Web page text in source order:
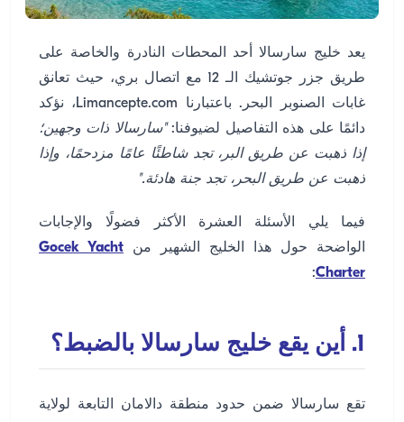
يعد خليج سارسالا أحد المحطات النادرة والخاصة على
طريق جزر جوتشيك الـ 12 مع اتصال بري، حيث تعانق
غابات الصنوبر البحر. باعتبارنا Limancepte.com، نؤكد
دائمًا على هذه التفاصيل لضيوفنا:"سارسالا ذات وجهين؛
إذا ذهبت عن طريق البر، تجد شاطئًا عامًا مزدحمًا، وإذا
ذهبت عن طريق البحر، تجد جنة هادئة."
فيما يلي الأسئلة العشرة الأكثر فضولًا والإجابات
الواضحة حول هذا الخليج الشهير من Gocek Yacht
Charter
:
1. أين يقع خليج سارسالا بالضبط؟
تقع سارسالا ضمن حدود منطقة دالامان التابعة لولاية